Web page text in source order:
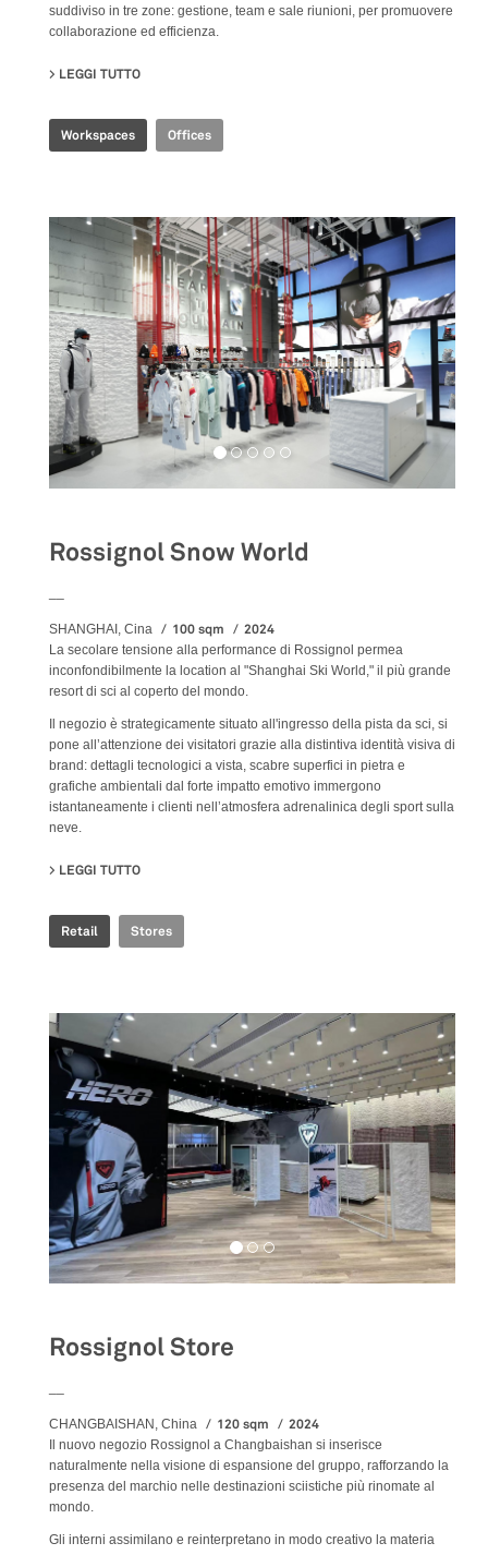
suddiviso in tre zone: gestione, team e sale riunioni, per promuovere
collaborazione ed efficienza.
LEGGI TUTTO
Workspaces Offices
Rossignol Snow World
SHANGHAI, Cina 100 sqm 2024
La secolare tensione alla performance di Rossignol permea
inconfondibilmente la location al "Shanghai Ski World," il più grande
resort di sci al coperto del mondo.
Il negozio è strategicamente situato all'ingresso della pista da sci, si
pone all’attenzione dei visitatori grazie alla distintiva identità visiva di
brand: dettagli tecnologici a vista, scabre superfici in pietra e
grafiche ambientali dal forte impatto emotivo immergono
istantaneamente i clienti nell’atmosfera adrenalinica degli sport sulla
neve.
LEGGI TUTTO
Retail Stores
Rossignol Store
CHANGBAISHAN, China 120 sqm 2024
Il nuovo negozio Rossignol a Changbaishan si inserisce
naturalmente nella visione di espansione del gruppo, rafforzando la
presenza del marchio nelle destinazioni sciistiche più rinomate al
mondo.
Gli interni assimilano e reinterpretano in modo creativo la materia